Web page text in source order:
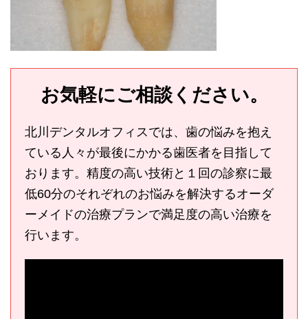
お気軽にご相談ください。
北川デンタルオフィスでは、歯の悩みを抱え
ている人々が最後にかかる歯医者を目指して
おります。精度の高い技術と１回の診察に最
低60分のそれぞれのお悩みを解決するオーダ
ーメイドの治療プランで満足度の高い治療を
行います。